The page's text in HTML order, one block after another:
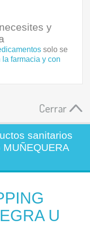
y
solo se
farmacia y con
Cerrar
sanitarios
U